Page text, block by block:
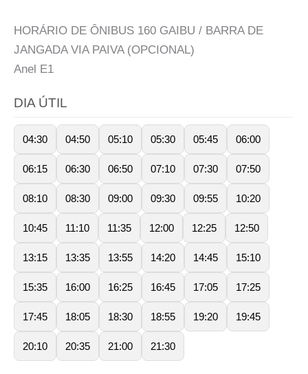
HORÁRIO DE ÔNIBUS 160 GAIBU / BARRA DE
JANGADA VIA PAIVA (OPCIONAL)
Anel
E1
DIA ÚTIL
04:30 04:50 05:10 05:30 05:45 06:00
06:15 06:30 06:50 07:10 07:30 07:50
08:10 08:30 09:00 09:30 09:55 10:20
10:45 11:10 11:35 12:00 12:25 12:50
13:15 13:35 13:55 14:20 14:45 15:10
15:35 16:00 16:25 16:45 17:05 17:25
17:45 18:05 18:30 18:55 19:20 19:45
20:10 20:35 21:00 21:30